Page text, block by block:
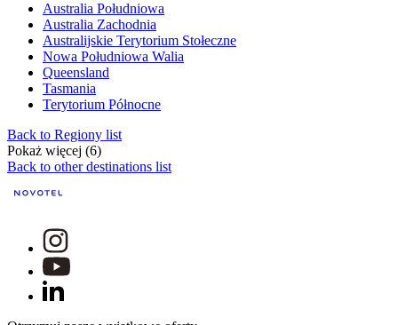
Australia Południowa
Australia Zachodnia
Australijskie Terytorium Stołeczne
Nowa Południowa Walia
Queensland
Tasmania
Terytorium Północne
Back to Regiony list
Pokaż więcej (6)
Back to other destinations list